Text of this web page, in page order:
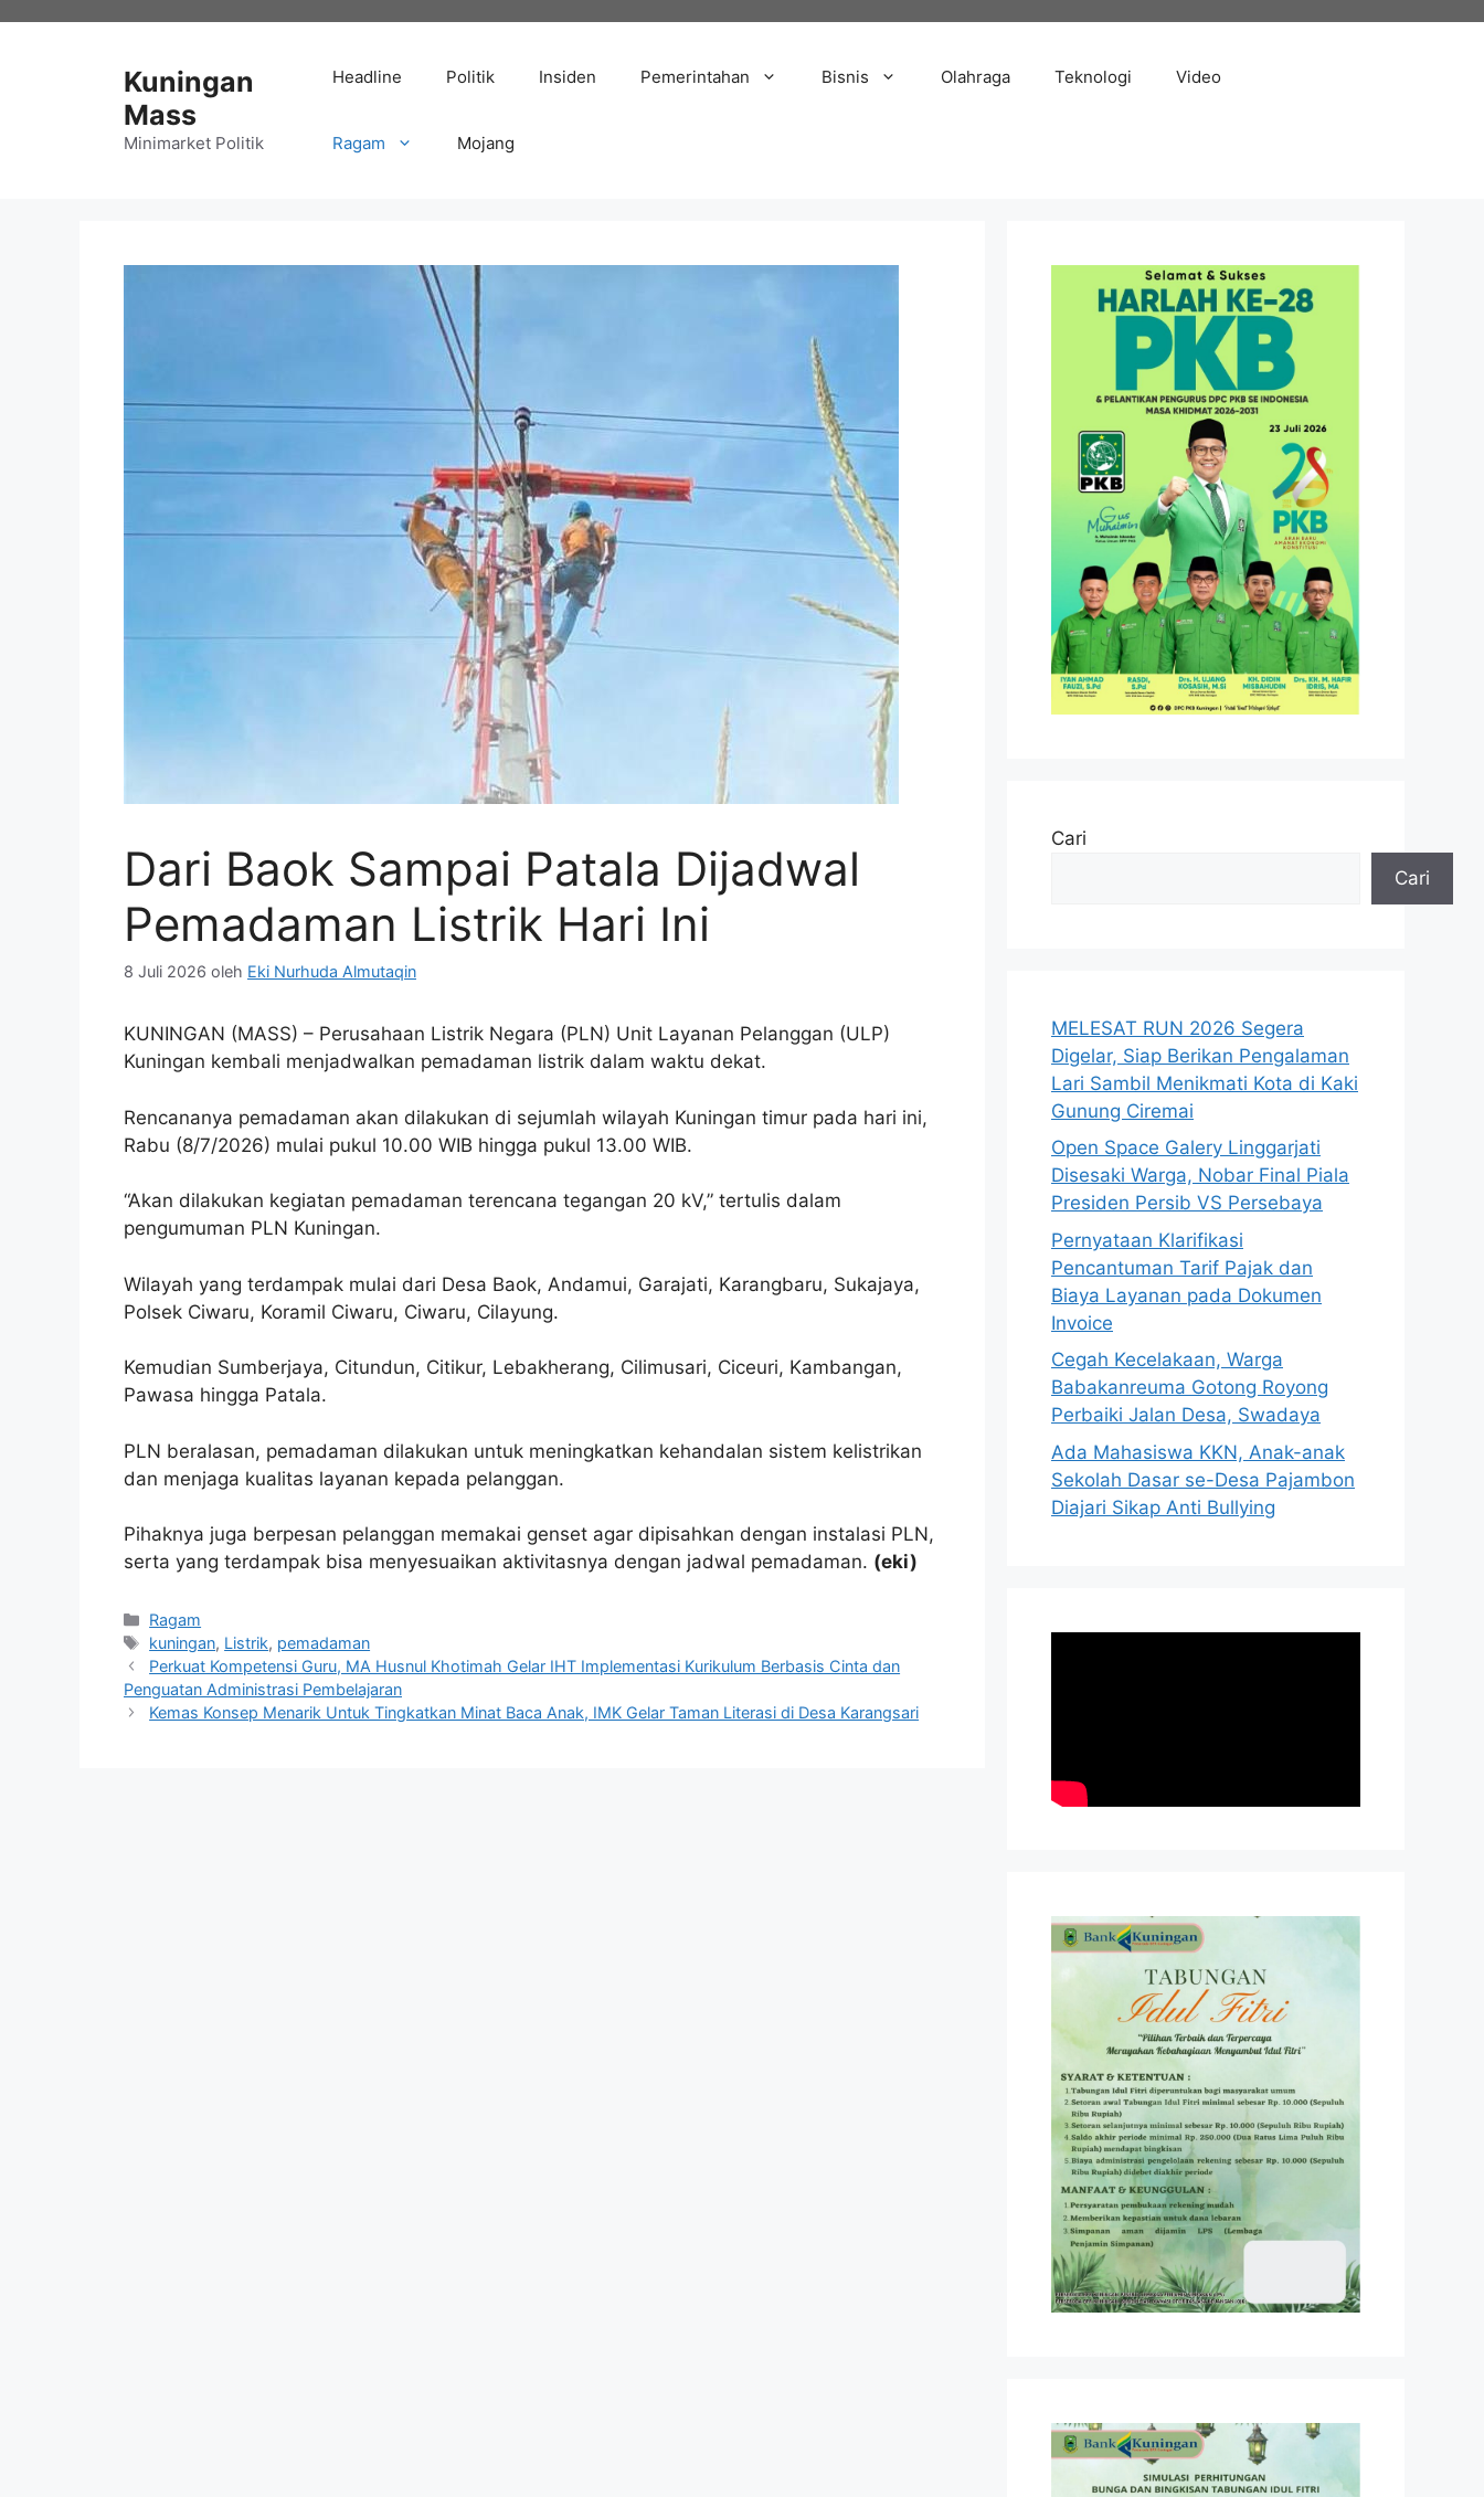
Kuningan
Mass
Minimarket Politik
Headline Politik Insiden Pemerintahan Bisnis Olahraga Teknologi Video
Ragam Mojang
Dari Baok Sampai Patala Dijadwal
Pemadaman Listrik Hari Ini
8 Juli 2026 oleh Eki Nurhuda Almutaqin
KUNINGAN (MASS) – Perusahaan Listrik Negara (PLN) Unit Layanan Pelanggan (ULP)
Kuningan kembali menjadwalkan pemadaman listrik dalam waktu dekat.
Rencananya pemadaman akan dilakukan di sejumlah wilayah Kuningan timur pada hari ini,
Rabu (8/7/2026) mulai pukul 10.00 WIB hingga pukul 13.00 WIB.
“Akan dilakukan kegiatan pemadaman terencana tegangan 20 kV,” tertulis dalam
pengumuman PLN Kuningan.
Wilayah yang terdampak mulai dari Desa Baok, Andamui, Garajati, Karangbaru, Sukajaya,
Polsek Ciwaru, Koramil Ciwaru, Ciwaru, Cilayung.
Kemudian Sumberjaya, Citundun, Citikur, Lebakherang, Cilimusari, Ciceuri, Kambangan,
Pawasa hingga Patala.
PLN beralasan, pemadaman dilakukan untuk meningkatkan kehandalan sistem kelistrikan
dan menjaga kualitas layanan kepada pelanggan.
Pihaknya juga berpesan pelanggan memakai genset agar dipisahkan dengan instalasi PLN,
serta yang terdampak bisa menyesuaikan aktivitasnya dengan jadwal pemadaman. (eki)
Kategori
Ragam
Tag
kuningan, Listrik, pemadaman
Perkuat Kompetensi Guru, MA Husnul Khotimah Gelar IHT Implementasi Kurikulum Berbasis Cinta dan
Penguatan Administrasi Pembelajaran
Kemas Konsep Menarik Untuk Tingkatkan Minat Baca Anak, IMK Gelar Taman Literasi di Desa Karangsari
Cari
Cari
MELESAT RUN 2026 Segera
Digelar, Siap Berikan Pengalaman
Lari Sambil Menikmati Kota di Kaki
Gunung Ciremai
Open Space Galery Linggarjati
Disesaki Warga, Nobar Final Piala
Presiden Persib VS Persebaya
Pernyataan Klarifikasi
Pencantuman Tarif Pajak dan
Biaya Layanan pada Dokumen
Invoice
Cegah Kecelakaan, Warga
Babakanreuma Gotong Royong
Perbaiki Jalan Desa, Swadaya
Ada Mahasiswa KKN, Anak-anak
Sekolah Dasar se-Desa Pajambon
Diajari Sikap Anti Bullying